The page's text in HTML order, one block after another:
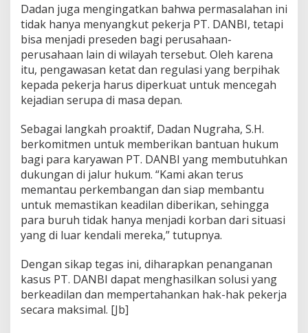
Dadan juga mengingatkan bahwa permasalahan ini
tidak hanya menyangkut pekerja PT. DANBI, tetapi
bisa menjadi preseden bagi perusahaan-
perusahaan lain di wilayah tersebut. Oleh karena
itu, pengawasan ketat dan regulasi yang berpihak
kepada pekerja harus diperkuat untuk mencegah
kejadian serupa di masa depan.
Sebagai langkah proaktif, Dadan Nugraha, S.H.
berkomitmen untuk memberikan bantuan hukum
bagi para karyawan PT. DANBI yang membutuhkan
dukungan di jalur hukum. “Kami akan terus
memantau perkembangan dan siap membantu
untuk memastikan keadilan diberikan, sehingga
para buruh tidak hanya menjadi korban dari situasi
yang di luar kendali mereka,” tutupnya.
Dengan sikap tegas ini, diharapkan penanganan
kasus PT. DANBI dapat menghasilkan solusi yang
berkeadilan dan mempertahankan hak-hak pekerja
secara maksimal. [Jb]